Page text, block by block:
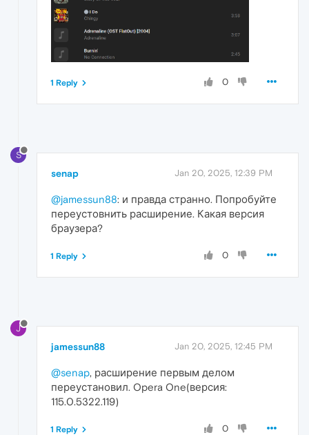
0
1 Reply
S
senap Jan 20, 2025, 12:39 PM
@jamessun88: и правда странно. Попробуйте
переустовнить расширение. Какая версия
браузера?
0
1 Reply
J
jamessun88 Jan 20, 2025, 12:45 PM
@senap, расширение первым делом
переустановил. Opera One(версия:
115.0.5322.119)
0
1 Reply